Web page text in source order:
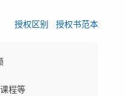
授权区别 授权书范本
程等